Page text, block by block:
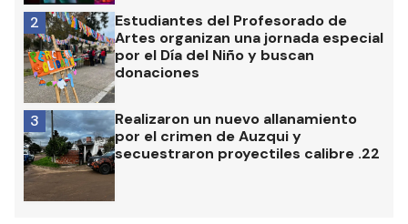
Estudiantes del Profesorado de
Artes organizan una jornada especial
por el Día del Niño y buscan
donaciones
2
Realizaron un nuevo allanamiento
por el crimen de Auzqui y
secuestraron proyectiles calibre .22
3